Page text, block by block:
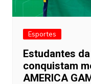
Esportes
Estudantes
conquistam
AMERICA